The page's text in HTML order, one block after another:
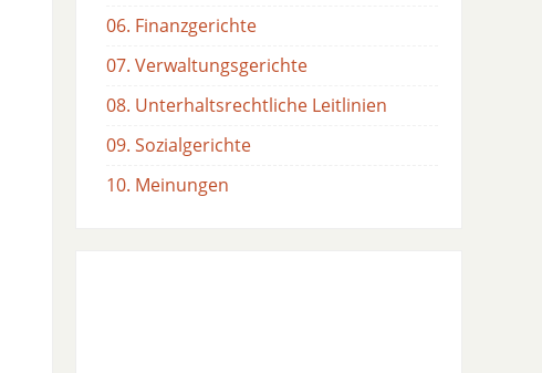
06. Finanzgerichte
07. Verwaltungsgerichte
08. Unterhaltsrechtliche Leitlinien
09. Sozialgerichte
10. Meinungen